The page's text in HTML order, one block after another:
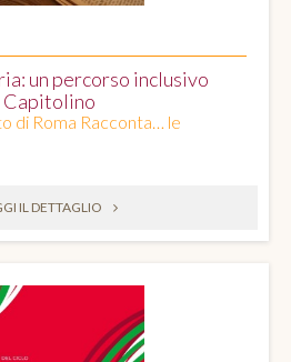
un percorso inclusivo
Capitolino
di Roma Racconta… le
IL DETTAGLIO